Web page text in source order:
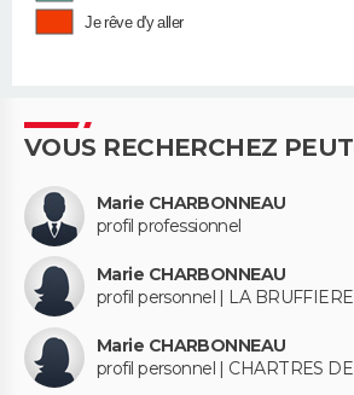
Je rêve d'y aller
VOUS RECHERCHEZ
Marie CHARBONNEAU
profil professionnel
Marie CHARBONNEAU
profil personnel | LA BRUFFIERE
Marie CHARBONNEAU
profil personnel | CHARTRES